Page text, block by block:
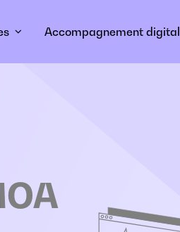
Accompagnement digital